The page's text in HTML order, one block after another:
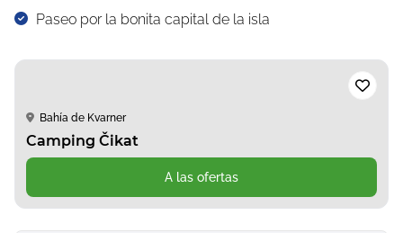
Paseo por la bonita capital de la isla
Bahía de Kvarner
Camping Čikat
A las ofertas